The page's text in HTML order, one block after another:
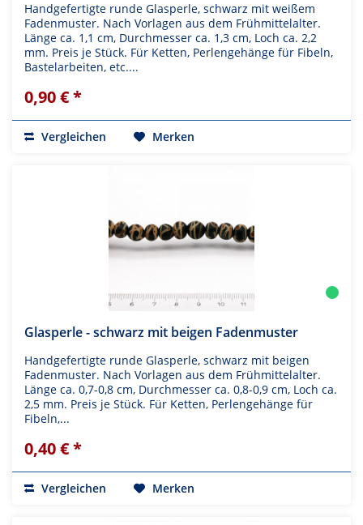
Handgefertigte runde Glasperle, schwarz mit weißem
Fadenmuster. Nach Vorlagen aus dem Frühmittelalter.
Länge ca. 1,1 cm, Durchmesser ca. 1,3 cm, Loch ca. 2,2
mm. Preis je Stück. Für Ketten, Perlengehänge für Fibeln,
Bastelarbeiten, etc....
0,90 € *
Vergleichen Merken
Glasperle - schwarz mit beigen Fadenmuster
Handgefertigte runde Glasperle, schwarz mit beigen
Fadenmuster. Nach Vorlagen aus dem Frühmittelalter.
Länge ca. 0,7-0,8 cm, Durchmesser ca. 0,8-0,9 cm, Loch ca.
2,5 mm. Preis je Stück. Für Ketten, Perlengehänge für
Fibeln,...
0,40 € *
Vergleichen Merken